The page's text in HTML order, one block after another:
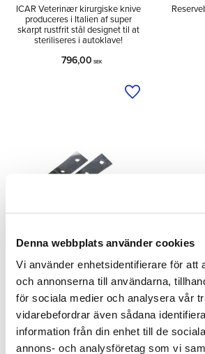
Denna webbplats använder cookies
Vi använder enhetsidentifierare för att
och annonserna till användarna,
för sociala medier och analysera vår
vidarebefordrar även sådana
information från din enhet till de
annons- och analysföretag som vi
ICAR Veterinær kirurgiske knive
produceres i Italien af super
skarpt rustfrit stål designet til at
steriliseres i autoklave!
796,00 SEK
Tilføj til
Reservblad til Hovkniv
ICAR Vet 2.0
Reserveblad til Hovkniv ICAR Vet
2.0. Findes i 2 forskellige typer
samt højre og venstre.
482,00SEK